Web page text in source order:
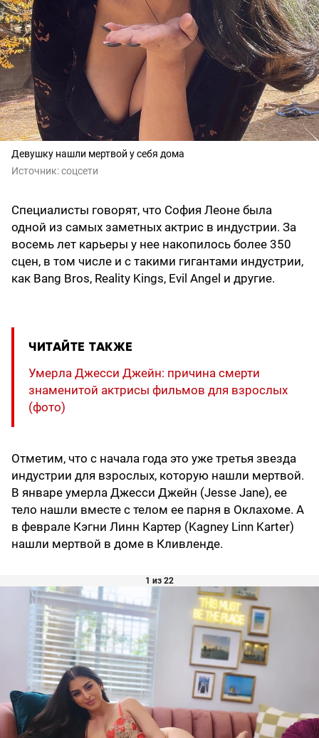
Девушку нашли мертвой у себя дома
Источник:соцсети
Специалисты говорят, что София Леоне была
одной из самых заметных актрис в индустрии. За
восемь лет карьеры у нее накопилось более 350
сцен, в том числе и с такими гигантами индустрии,
как Bang Bros, Reality Kings, Evil Angel и другие.
ЧИТАЙТЕ ТАКЖЕ
Умерла Джесси Джейн: причина смерти
знаменитой актрисы фильмов для взрослых
(фото)
Отметим, что с начала года это уже третья звезда
индустрии для взрослых, которую нашли мертвой.
В январе умерла Джесси Джейн (Jesse Jane), ее
тело нашли вместе с телом ее парня в Оклахоме. А
в феврале Кэгни Линн Картер (Kagney Linn Karter)
нашли мертвой в доме в Кливленде.
1 из 22